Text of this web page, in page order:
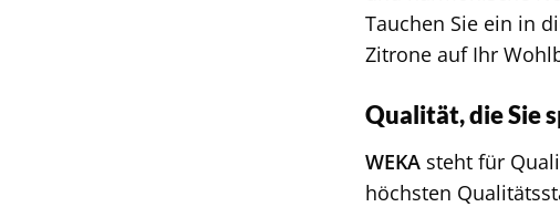
Tauchen Sie ein in
Zitrone auf Ihr
Qualität, die Sie
WEKA steht für
höchsten